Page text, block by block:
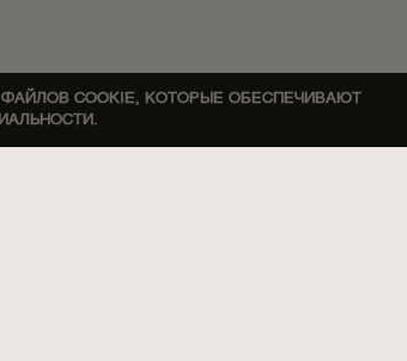
COOKIE, КОТОРЫЕ ОБЕСПЕЧИВАЮТ